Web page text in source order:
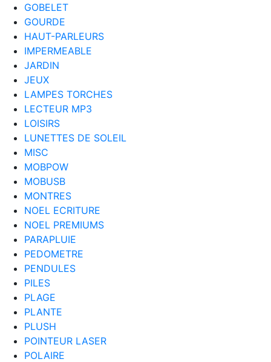
GOBELET
GOURDE
HAUT-PARLEURS
IMPERMEABLE
JARDIN
JEUX
LAMPES TORCHES
LECTEUR MP3
LOISIRS
LUNETTES DE SOLEIL
MISC
MOBPOW
MOBUSB
MONTRES
NOEL ECRITURE
NOEL PREMIUMS
PARAPLUIE
PEDOMETRE
PENDULES
PILES
PLAGE
PLANTE
PLUSH
POINTEUR LASER
POLAIRE